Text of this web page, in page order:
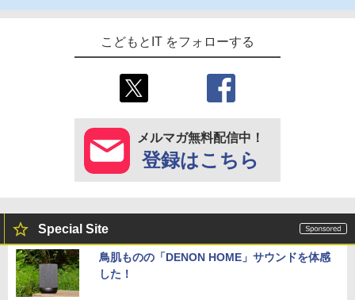
こどもとIT をフォローする
メルマガ無料配信中！
登録はこちら
Special Site
鳥肌ものの「DENON HOME」サウンドを体感
した！